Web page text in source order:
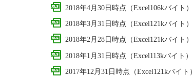
2018年4月30日時点（Excel106kバイト）
2018年3月31日時点（Excel121kバイト）
2018年2月28日時点（Excel121kバイト）
2018年1月31日時点（Excel113kバイト）
2017年12月31日時点（Excel121kバイト）